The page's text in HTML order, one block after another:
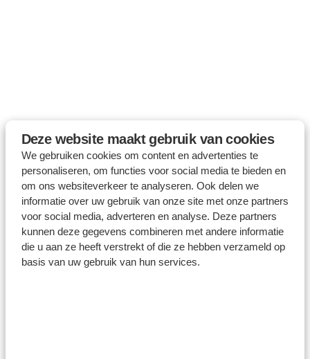
Deze website maakt gebruik van cookies
We gebruiken cookies om content en advertenties te
personaliseren, om functies voor social media te bieden en
om ons websiteverkeer te analyseren. Ook delen we
informatie over uw gebruik van onze site met onze partners
voor social media, adverteren en analyse. Deze partners
kunnen deze gegevens combineren met andere informatie
die u aan ze heeft verstrekt of die ze hebben verzameld op
basis van uw gebruik van hun services.